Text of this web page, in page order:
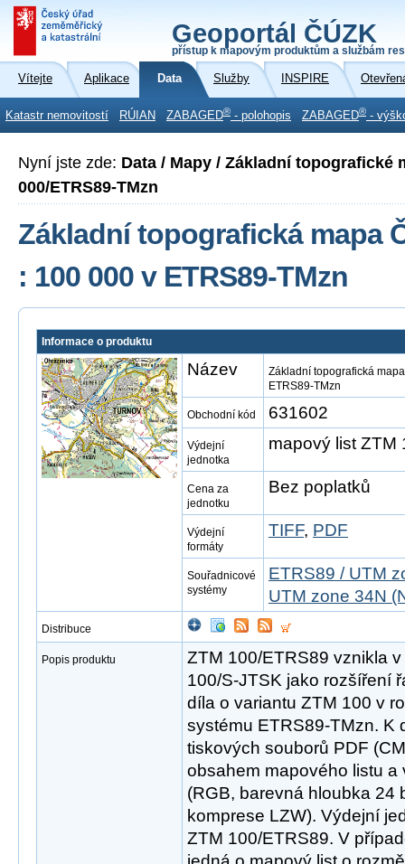
Geoportál ČÚZK
přístup k mapovým produktům a službám
Vítejte Aplikace Data Služby INSPIRE
Katastr nemovitostí RÚIAN ZABAGED® - polohopis ZABAGED® -
Nyní jste zde: Data / Mapy / Základní topografické
000/ETRS89-TMzn
Základní topografická mapa
: 100 000 v ETRS89-TMzn
Informace o produktu
Název
Základní topografická
ETRS89-TMzn
Obchodní kód 631602
Výdejní
jednotka
mapový list ZTM
Cena za
jednotku
Bez poplatků
Výdejní
formáty
TIFF, PDF
Souřadnicové
systémy
ETRS89 / UTM
UTM zone 34N
Distribuce
Popis produktu
ZTM 100/ETRS89 vznikla
100/S-JTSK jako rozšíření
díla o variantu ZTM 100 v
systému ETRS89-TMzn. K
tiskových souborů PDF
obsahem mapového listu a
(RGB, barevná hloubka 24
komprese LZW). Výdejní
ZTM 100/ETRS89. V